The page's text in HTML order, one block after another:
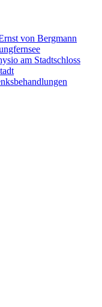
von Bergmann
am Stadtschloss